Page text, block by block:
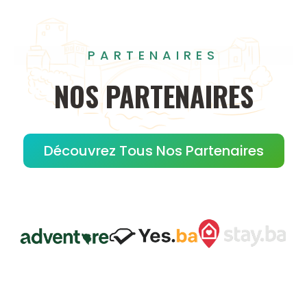
PARTENAIRES
NOS PARTENAIRES
Découvrez Tous Nos Partenaires